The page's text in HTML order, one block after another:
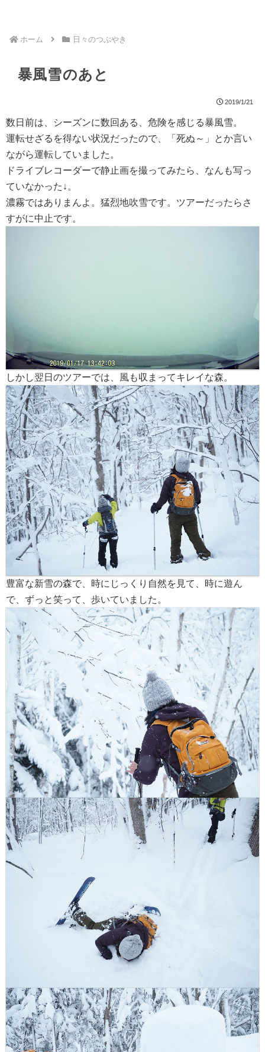
ホーム 日々のつぶやき
暴風雪のあと
2019/1/21
数日前は、シーズンに数回ある、危険を感じる暴風雪。
運転せざるを得ない状況だったので、「死ぬ～」とか言い
ながら運転していました。
ドライブレコーダーで静止画を撮ってみたら、なんも写っ
ていなかった↓。
濃霧ではありまんよ。猛烈地吹雪です。ツアーだったらさ
すがに中止です。
しかし翌日のツアーでは、風も収まってキレイな森。
豊富な新雪の森で、時にじっくり自然を見て、時に遊ん
で、ずっと笑って、歩いていました。